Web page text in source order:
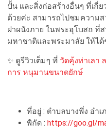
ปั้น และสิ่งก่อสร้างอื่นๆ ที่เกี่ย
ด้วยค่ะ สามารถไปชมความ
ฝาผนังภาย ในพระอุโบสถ ที่ส
มหาชาติและพระมาลัย ให้ไ
✨ ดูรีวิวเต็มๆ ที่ วัดคุ้งท่าเลา
การ หนุมานขนาดยักษ์
ที่อยู่ : ตำบลบางพึ่ง อำ
พิกัด : https://goo.gl/